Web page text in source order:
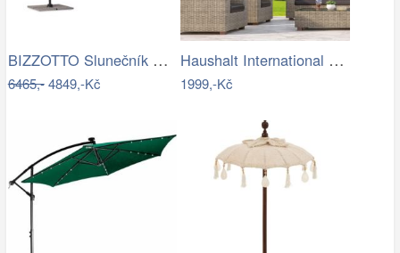
BIZZOTTO Slunečník SIVIGLIA taupe 3x3m
6465,-4849,-Kč
Haushalt International Dřevěný…
1999,-Kč